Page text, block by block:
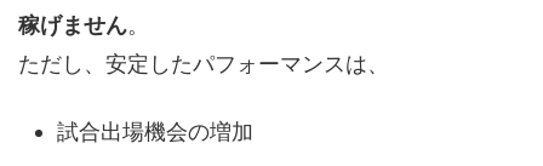
稼げません。
ただし、安定したパフォーマンスは、
試合出場機会の増加